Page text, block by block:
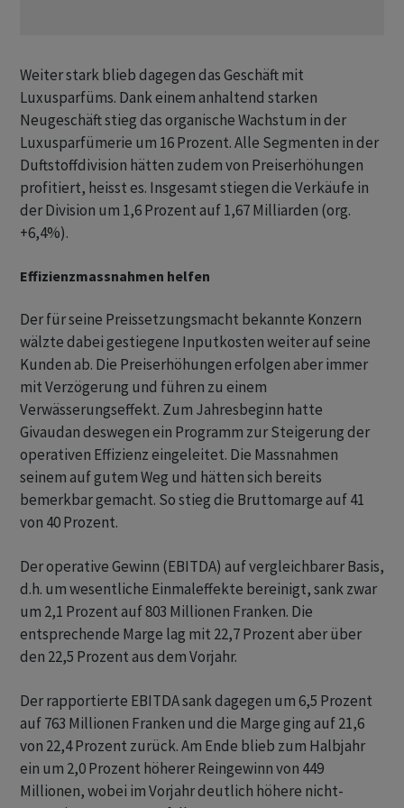
Weiter stark blieb dagegen das Geschäft mit
Luxusparfüms. Dank einem anhaltend starken
Neugeschäft stieg das organische Wachstum in der
Luxusparfümerie um 16 Prozent. Alle Segmenten in der
Duftstoffdivision hätten zudem von Preiserhöhungen
profitiert, heisst es. Insgesamt stiegen die Verkäufe in
der Division um 1,6 Prozent auf 1,67 Milliarden (org.
+6,4%).
Effizienzmassnahmen helfen
Der für seine Preissetzungsmacht bekannte Konzern
wälzte dabei gestiegene Inputkosten weiter auf seine
Kunden ab. Die Preiserhöhungen erfolgen aber immer
mit Verzögerung und führen zu einem
Verwässerungseffekt. Zum Jahresbeginn hatte
Givaudan deswegen ein Programm zur Steigerung der
operativen Effizienz eingeleitet. Die Massnahmen
seinem auf gutem Weg und hätten sich bereits
bemerkbar gemacht. So stieg die Bruttomarge auf 41
von 40 Prozent.
Der operative Gewinn (EBITDA) auf vergleichbarer Basis,
d.h. um wesentliche Einmaleffekte bereinigt, sank zwar
um 2,1 Prozent auf 803 Millionen Franken. Die
entsprechende Marge lag mit 22,7 Prozent aber über
den 22,5 Prozent aus dem Vorjahr.
Der rapportierte EBITDA sank dagegen um 6,5 Prozent
auf 763 Millionen Franken und die Marge ging auf 21,6
von 22,4 Prozent zurück. Am Ende blieb zum Halbjahr
ein um 2,0 Prozent höherer Reingewinn von 449
Millionen, wobei im Vorjahr deutlich höhere nicht-